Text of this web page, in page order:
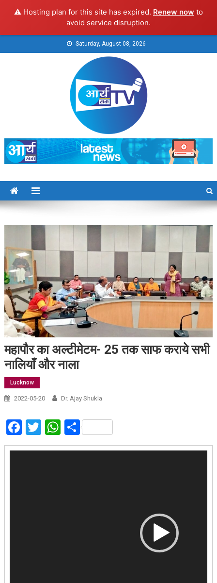
⚠️ Hosting plan for this site has expired. Renew now to
avoid service disruption.
to
Saturday, August 08, 2026
Arya TV
महापौर का अल्टीमेटम- 25 तक साफ कराये सभी
नालियाँ और नाला
Lucknow
2022-05-20 Dr. Ajay Shukla
Facebook
Twitter
WhatsApp
Share